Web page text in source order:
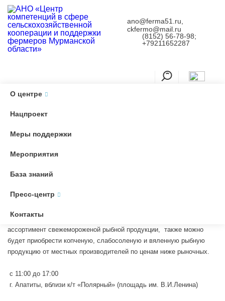
О центре
Нацпроект
Меры поддержки
Мероприятия
База знаний
Пресс-центр
Контакты
ano@ferma51.ru,
ckfermo@mail.ru
(8152) 56-78-98;
+79211652287
Мобильная ярмарка «Наша рыба» едет в г. Апатиты
Мобильная ярмарка «Наша
рыба» едет в г. Апатиты
16 мая, в субботу, мобильная ярмарка посетит г. Апатиты.
Для жителей и гостей города будет представлен широкий
ассортимент свежемороженой рыбной продукции, также можно
будет приобрести копченую, слабосоленую и вяленную рыбную
продукцию от местных производителей по ценам ниже рыночных.
с 11:00 до 17:00
г. Апатиты, вблизи к/т «Полярный» (площадь им. В.И.Ленина)